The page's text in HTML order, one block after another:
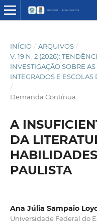
INÍCIO / ARQUIVOS /
V. 19 N. 2 (2026):
INVESTIGAÇÃO SOBRE
INTEGRADOS E ESCOLAS
/
Demanda Contínua
A
DA
PAULISTA
Ana Júlia Sampaio
Universidade Federal do